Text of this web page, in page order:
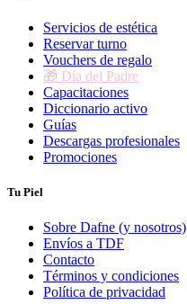
Servicios de estética
Reservar turno
Vouchers de regalo
🎁 Día del Padre
Capacitaciones
Diccionario activo
Guías
Descargas profesionales
Promociones
Tu Piel
Sobre Dafne (y nosotros)
Envíos a TDF
Contacto
Términos y condiciones
Política de privacidad